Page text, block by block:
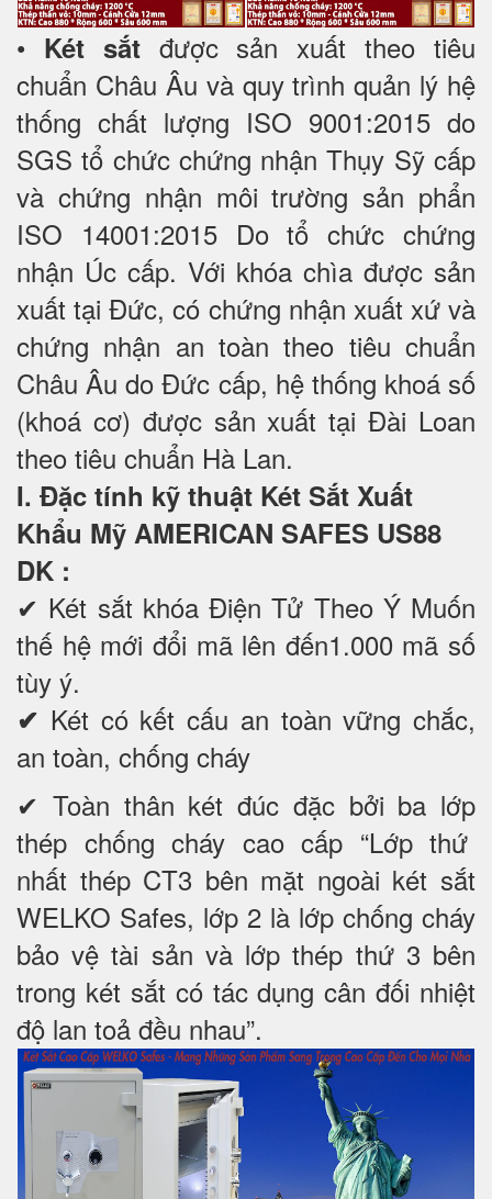
• Két sắtđược sản xuất theo tiêu
chuẩn Châu Âu và quy trình quản lý hệ
thống chất lượng ISO 9001:2015 do
SGS tổ chức chứng nhận Thụy Sỹ cấp
và chứng nhận môi trường sản phẩn
ISO 14001:2015 Do tổ chức chứng
nhận Úc cấp. Với khóa chìa được sản
xuất tại Đức, có chứng nhận xuất xứ và
chứng nhận an toàn theo tiêu chuẩn
Châu Âu do Đức cấp, hệ thống khoá số
(khoá cơ) được sản xuất tại Đài Loan
theo tiêu chuẩn Hà Lan.
I. Đặc tính kỹ thuật Két Sắt Xuất
Khẩu Mỹ AMERICAN SAFES US88
DK :
✔ Két sắt khóa Điện Tử Theo Ý Muốn
thế hệ mới đổi mã lên đến1.000 mã số
tùy ý.
✔ Két có kết cấu an toàn vững chắc,
an toàn, chống cháy
✔ Toàn thân két đúc đặc bởi ba lớp
thép chống cháy cao cấp “Lớp thứ
nhất thép CT3 bên mặt ngoài két sắt
WELKO Safes, lớp 2 là lớp chống cháy
bảo vệ tài sản và lớp thép thứ 3 bên
trong két sắt có tác dụng cân đối nhiệt
độ lan toả đều nhau”.